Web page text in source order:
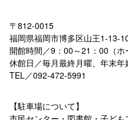
〒812-0015
福岡県福岡市博多区山王1-13-
開館時間／9：00～21：00（ホ
休館日／毎月最終月曜、年末年
TEL／092-472-5991
【駐車場について】